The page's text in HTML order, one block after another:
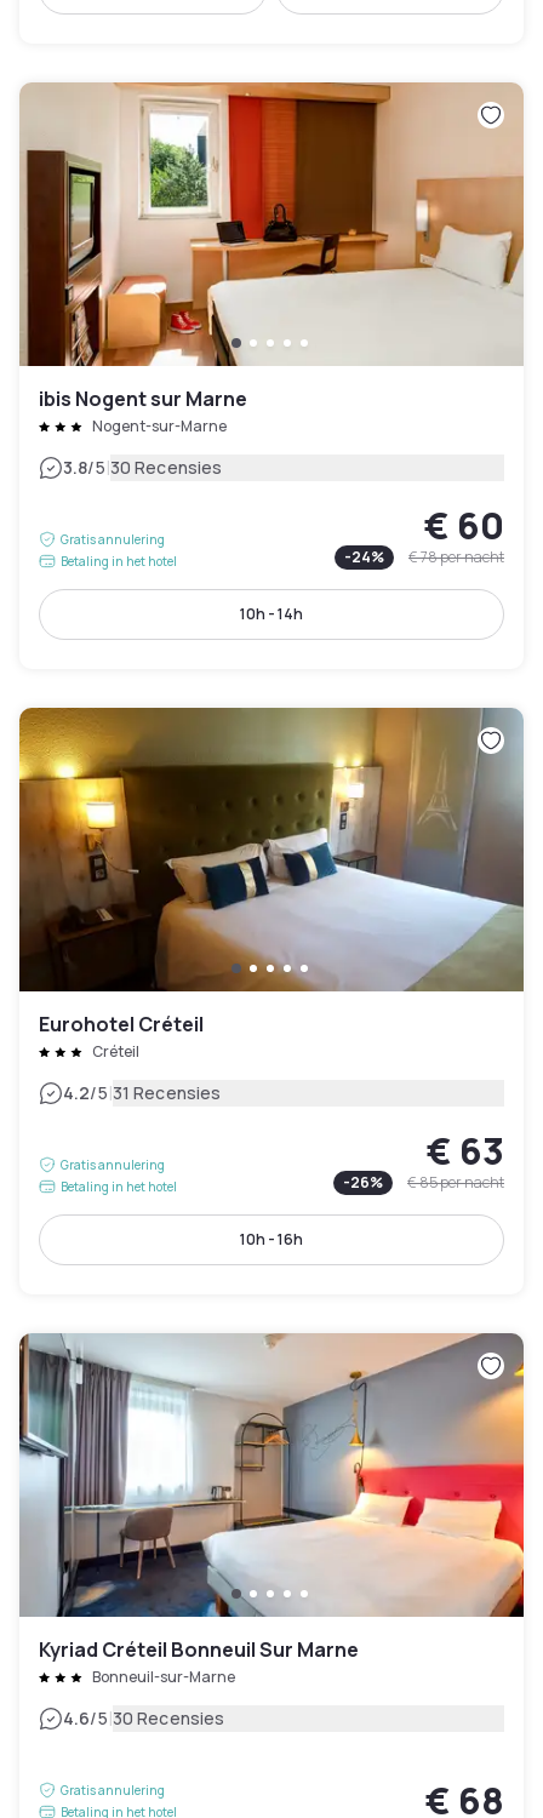
ibis Nogent sur Marne
Nogent-sur-Marne
3.8/5|30 Recensies
Gratis annulering
Betaling in het hotel
€ 60
-24% € 78per nacht
10h - 14h
Eurohotel Créteil
Créteil
4.2/5|31 Recensies
Gratis annulering
Betaling in het hotel
€ 63
-26% € 85per nacht
10h - 16h
Kyriad Créteil Bonneuil Sur Marne
Bonneuil-sur-Marne
4.6/5|30 Recensies
Gratis annulering
Betaling in het hotel
€ 68